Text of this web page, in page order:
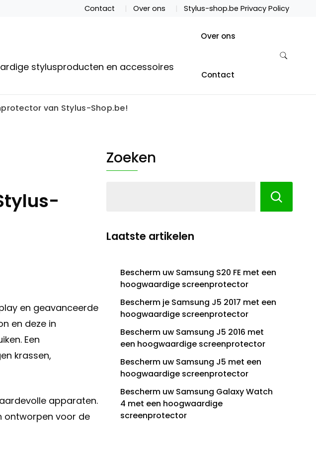
Contact Over ons Stylus-shop.be Privacy Policy
stylusproducten en accessoires
Over ons
Contact
van Stylus-Shop.be!
en geavanceerde
en deze in
Een
krassen,
apparaten.
ontworpen voor de
Zoeken
Laatste artikelen
Bescherm uw Samsung S20 FE met een
hoogwaardige screenprotector
Bescherm je Samsung J5 2017 met een
hoogwaardige screenprotector
Bescherm uw Samsung J5 2016 met
een hoogwaardige screenprotector
Bescherm uw Samsung J5 met een
hoogwaardige screenprotector
Bescherm uw Samsung Galaxy Watch
4 met een hoogwaardige
screenprotector